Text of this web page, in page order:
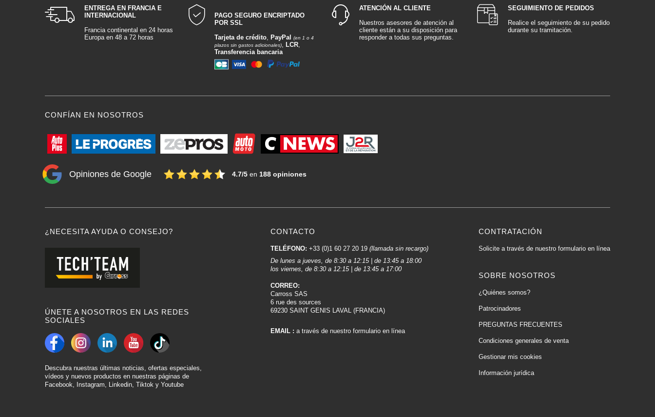
ENTREGA EN FRANCIA E
INTERNACIONAL
Francia continental en 24 horas
Europa en 48 a 72 horas
PAGO SEGURO ENCRIPTADO
POR SSL
Tarjeta de crédito, PayPal
(en 1 o 4
plazos sin gastos adicionales), LCR,
Transferencia bancaria
ATENCIÓN AL CLIENTE
Nuestros asesores de atención al
cliente están a su disposición para
responder a todas sus preguntas.
SEGUIMIENTO DE PEDIDOS
Realice el seguimiento de su pedido
durante su tramitación.
CONFÍAN EN NOSOTROS
Opiniones de Google 4.7/5 en 188 opiniones
¿NECESITA AYUDA O CONSEJO?
ÚNETE A NOSOTROS EN LAS REDES
SOCIALES
Descubra nuestras últimas noticias, ofertas especiales,
vídeos y nuevos productos en nuestras páginas de
Facebook, Instagram, Linkedin, Tiktok y Youtube
CONTACTO
TELÉFONO: +33 (0)1 60 27 20 19 (llamada sin recargo)
De lunes a jueves, de 8:30 a 12:15 | de 13:45 a 18:00
los viernes, de 8:30 a 12:15 | de 13:45 a 17:00
CORREO:
Carross SAS
6 rue des sources
69230 SAINT GENIS LAVAL (FRANCIA)
EMAIL : a través de nuestro formulario en línea
CONTRATACIÓN
Solicite a través de nuestro formulario en línea
SOBRE NOSOTROS
¿Quiénes somos?
Patrocinadores
PREGUNTAS FRECUENTES
Condiciones generales de venta
Gestionar mis cookies
Información jurídica